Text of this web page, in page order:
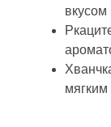
вкусом